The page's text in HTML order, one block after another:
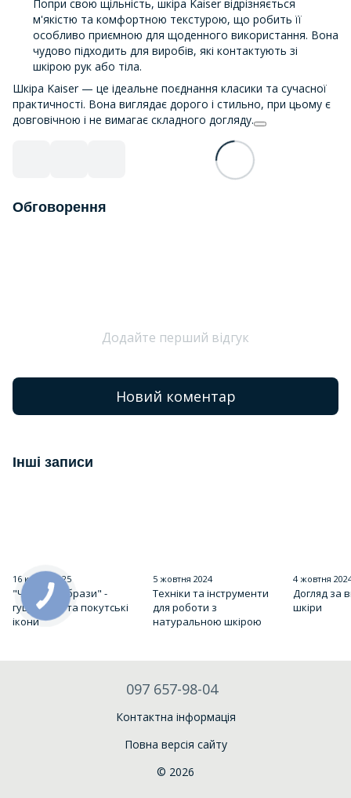
Попри свою щільність, шкіра Kaiser відрізняється
м'якістю та комфортною текстурою, що робить її
особливо приємною для щоденного використання. Вона
чудово підходить для виробів, які контактують зі
шкірою рук або тіла.
Шкіра Kaiser — це ідеальне поєднання класики та сучасної
практичності. Вона виглядає дорого і стильно, при цьому є
довговічною і не вимагає складного догляду.
Обговорення
Додайте перший відгук
Новий коментар
Інші записи
16 квітня 2025
"Червоні образи" -
гуцульські та покутські
ікони
5 жовтня 2024
Техніки та інструменти
для роботи з
натуральною шкірою
4 жовтня
Догляд за
шкіри
097 657-98-04
Контактна інформація
Повна версія сайту
© 2026